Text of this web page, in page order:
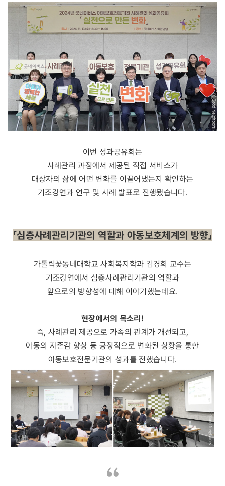
이번 성과공유회는
사례관리 과정에서 제공된 직접 서비스가
대상자의 삶에 어떤 변화를 이끌어냈는지 확인하는
기조강연과 연구 및 사례 발표로 진행됐습니다.
「심층사례관리기관의 역할과 아동보호체계의 방향」
가톨릭꽃동네대학교 사회복지학과 김경희 교수는
기조강연에서 심층사례관리기관의 역할과
앞으로의 방향성에 대해 이야기했는데요.
현장에서의 목소리!
즉, 사례관리 제공으로 가족의 관계가 개선되고,
아동의 자존감 향상 등 긍정적으로 변화된 상황을 통한
아동보호전문기관의 성과를 전했습니다.